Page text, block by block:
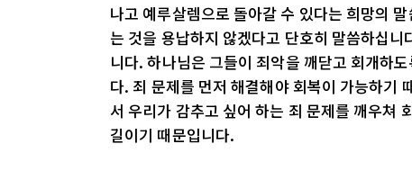
나고 예루살렘으로 돌아갈 수 있다는 희망의
는 것을 용납하지 않겠다고 단호히 말씀하십
니다. 하나님은 그들이 죄악을 깨닫고 회개하
다. 죄 문제를 먼저 해결해야 회복이 가능하기
서 우리가 감추고 싶어 하는 죄 문제를 깨우쳐
길이기 때문입니다.